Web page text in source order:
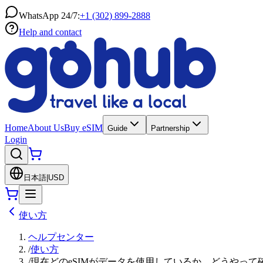
WhatsApp 24/7:+1 (302) 899-2888
Help and contact
HomeAbout UsBuy eSIM Guide Partnership
Login
日本語 USD
使い方
ヘルプセンター
/使い方